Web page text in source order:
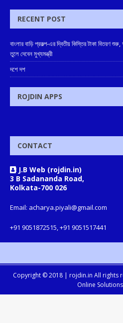
RECENT POST
বাংলার বাড়ি প্রকল্প-এর দ্বিতীয় কিস্তির টাকা বিতরণ
তুলে দেবেন মুখ্যমন্ত্রী
দশে দশ
ROJDIN APPS
CONTACT
J.B Web (rojdin.in)
3 B Sadananda Road,
Kolkata-700 026
Email: acharya.piyali@gmail.com
+91 9051872515, +91 9051517441
Copyright © 2018 | rojdin.in All rights
Online